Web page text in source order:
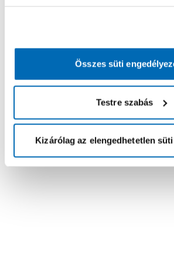
Összes süti
Testre szabás
Kizárólag az elengedhetetlen